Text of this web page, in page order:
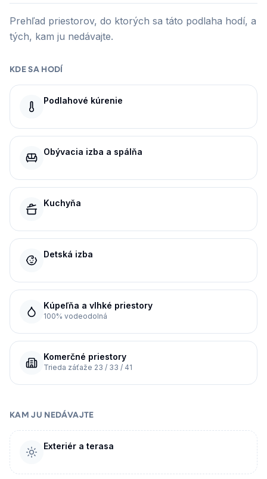
Prehľad priestorov, do ktorých sa táto podlaha hodí, a
tých, kam ju nedávajte.
KDE SA HODÍ
Podlahové kúrenie
Obývacia izba a spálňa
Kuchyňa
Detská izba
Kúpeľňa a vlhké priestory
100% vodeodolná
Komerčné priestory
Trieda záťaže 23 / 33 / 41
KAM JU NEDÁVAJTE
Exteriér a terasa